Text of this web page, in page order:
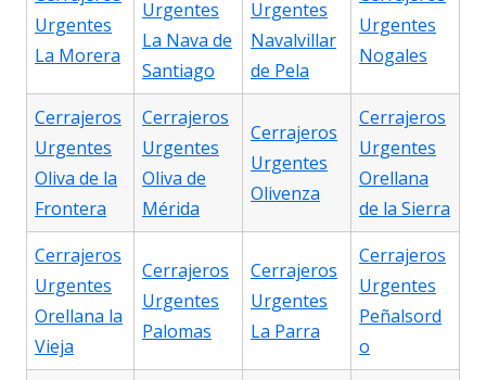
Urgentes
La Morera
Urgentes
La Nava de
Santiago
Urgentes
Navalvillar
de Pela
Urgentes
Nogales
Cerrajeros
Urgentes
Oliva de la
Frontera
Cerrajeros
Urgentes
Oliva de
Mérida
Cerrajeros
Urgentes
Olivenza
Cerrajeros
Urgentes
Orellana
de la Sierra
Cerrajeros
Urgentes
Orellana la
Vieja
Cerrajeros
Urgentes
Palomas
Cerrajeros
Urgentes
La Parra
Cerrajeros
Urgentes
Peñalsord
o